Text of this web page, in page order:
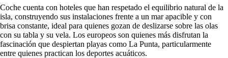
Coche cuenta con hoteles que han respetado el equilibrio natural de la
isla, construyendo sus instalaciones frente a un mar apacible y con
brisa constante, ideal para quienes gozan de deslizarse sobre las olas
con su tabla y su vela. Los europeos son quienes más disfrutan la
fascinación que despiertan playas como La Punta, particularmente
entre quienes practican los deportes acuáticos.